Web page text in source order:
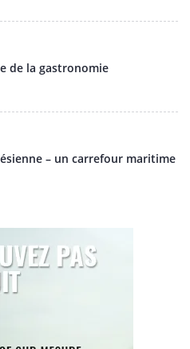
de la gastronomie
– un carrefour maritime